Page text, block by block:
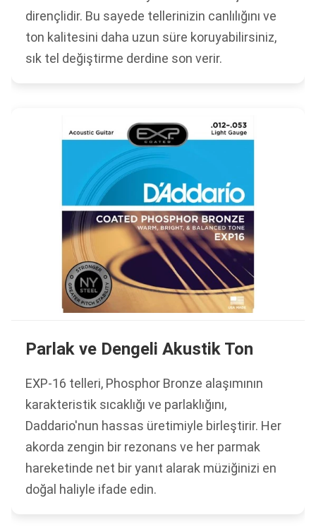
dirençlidir. Bu sayede tellerinizin canlılığını ve
ton kalitesini daha uzun süre koruyabilirsiniz,
sık tel değiştirme derdine son verir.
Parlak ve Dengeli Akustik Ton
EXP-16 telleri, Phosphor Bronze alaşımının
karakteristik sıcaklığı ve parlaklığını,
Daddario'nun hassas üretimiyle birleştirir. Her
akorda zengin bir rezonans ve her parmak
hareketinde net bir yanıt alarak müziğinizi en
doğal haliyle ifade edin.